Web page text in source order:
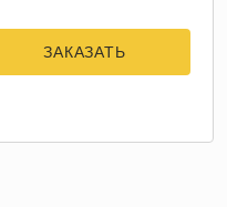
ЗАКАЗАТЬ